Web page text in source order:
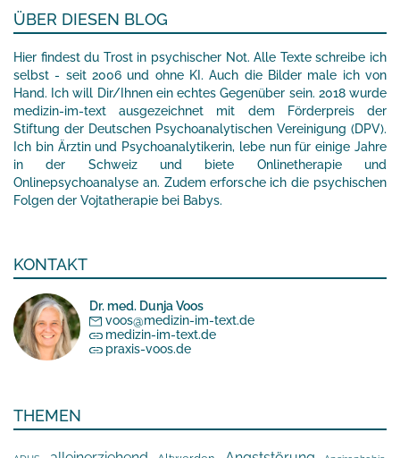
ÜBER DIESEN BLOG
Hier findest du Trost in psychischer Not. Alle Texte schreibe ich
selbst - seit 2006 und ohne KI. Auch die Bilder male ich von
Hand. Ich will Dir/Ihnen ein echtes Gegenüber sein. 2018 wurde
medizin-im-text ausgezeichnet mit dem Förderpreis der
Stiftung der Deutschen Psychoanalytischen Vereinigung (DPV).
Ich bin Ärztin und Psychoanalytikerin, lebe nun für einige Jahre
in der Schweiz und biete Onlinetherapie und
Onlinepsychoanalyse an. Zudem erforsche ich die psychischen
Folgen der Vojtatherapie bei Babys.
KONTAKT
Dr. med. Dunja Voos
voos@medizin-im-text.de
medizin-im-text.de
praxis-voos.de
THEMEN